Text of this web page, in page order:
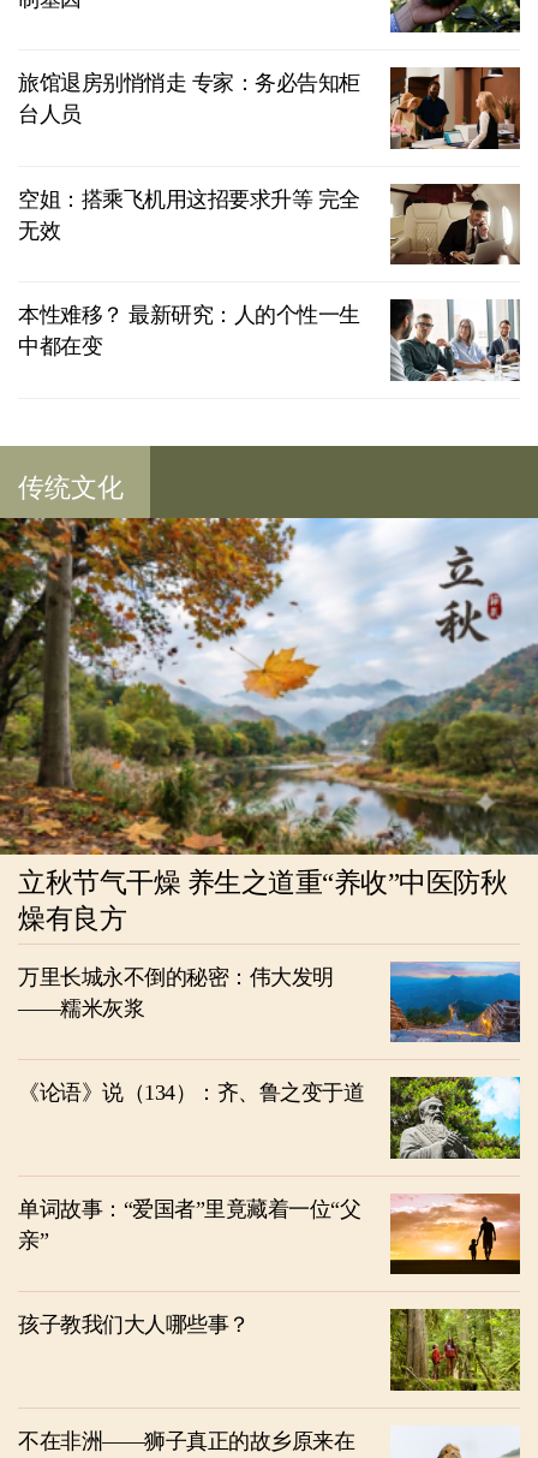
旅馆退房别悄悄走 专家：务必告知柜
台人员
空姐：搭乘飞机用这招要求升等 完全
无效
本性难移？ 最新研究：人的个性一生
中都在变
传统文化
立秋节气干燥 养生之道重“养收”中医防秋
燥有良方
万里长城永不倒的秘密：伟大发明
——糯米灰浆
《论语》说（134）：齐、鲁之变于道
单词故事：“爱国者”里竟藏着一位“父
亲”
孩子教我们大人哪些事？
不在非洲——狮子真正的故乡原来在